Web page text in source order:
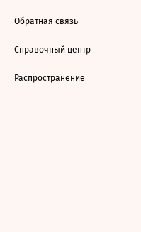
Обратная связь
Справочный центр
Распространение